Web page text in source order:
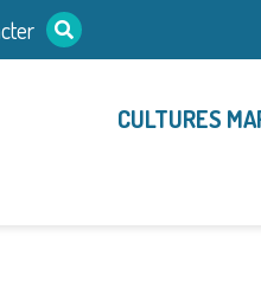
CULTURES